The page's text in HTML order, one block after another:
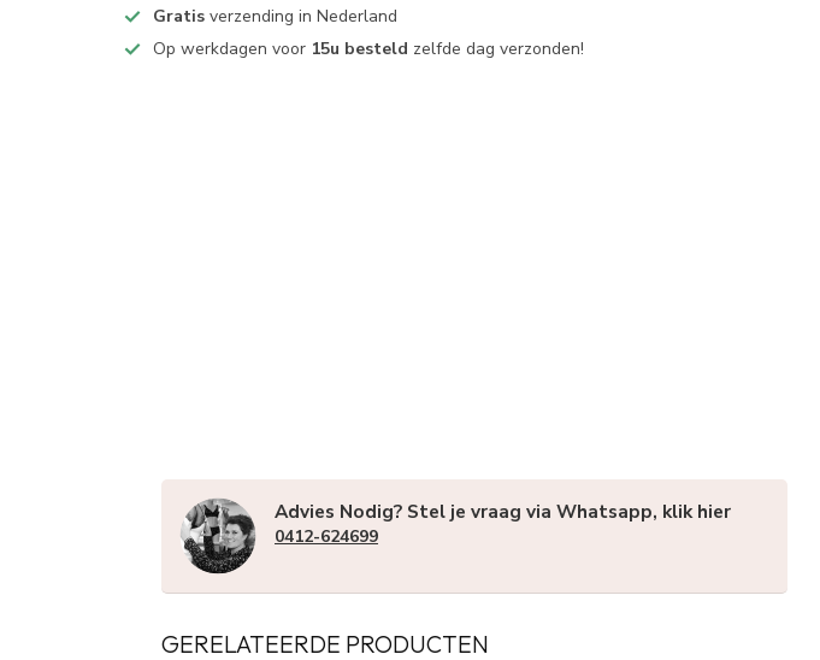
Gratis verzending in Nederland
Op werkdagen voor 15u besteld zelfde dag verzonden!
Advies Nodig? Stel je vraag via Whatsapp, klik hier
0412-624699
GERELATEERDE PRODUCTEN